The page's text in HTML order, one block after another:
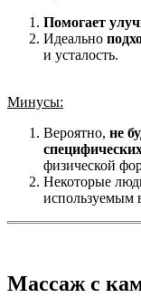
Помогает
Идеально
и усталость.
Минусы:
Вероятно, не
физической
Некоторые
используемым
Массаж с